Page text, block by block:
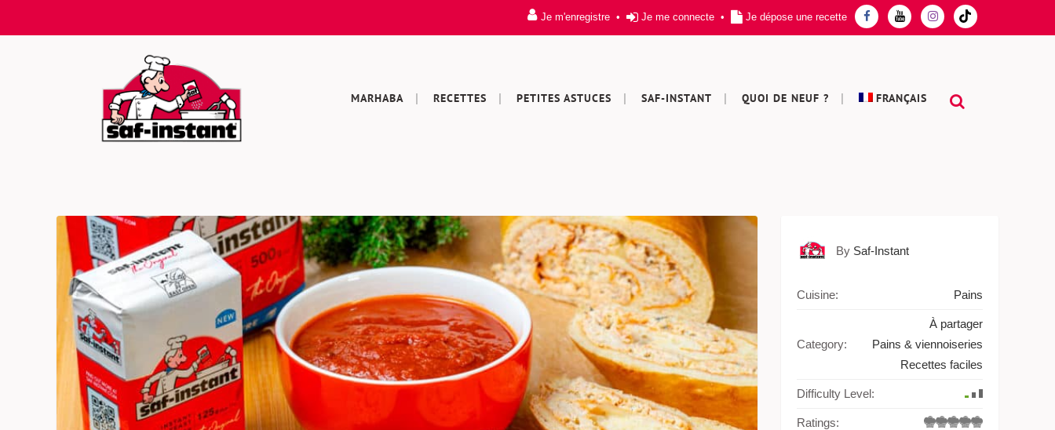
Je m'enregistre • Je me connecte • Je dépose une recette
MARHABA RECETTES PETITES ASTUCES SAF-INSTANT QUOI DE NEUF ? FRANÇAIS
By Saf-Instant
Cuisine: Pains
Category:
À partager
Pains & viennoiseries
Recettes faciles
Difficulty Level:
Ratings: